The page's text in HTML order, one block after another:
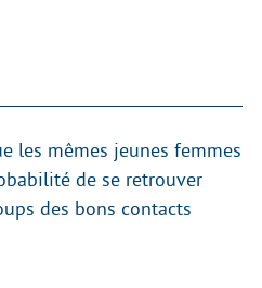
les mêmes jeunes femmes
de se retrouver
des bons contacts